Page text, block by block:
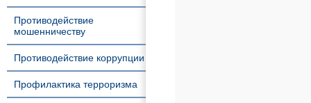
Противодействие
мошенничеству
Противодействие коррупции
Профилактика терроризма